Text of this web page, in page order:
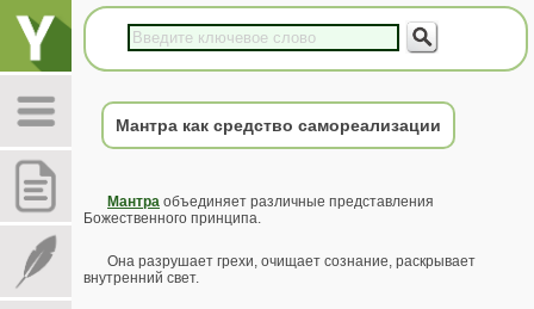
Мантра как средство самореализации
Мантра объединяет различные представления
Божественного принципа.
Она разрушает грехи, очищает сознание, раскрывает
внутренний свет.